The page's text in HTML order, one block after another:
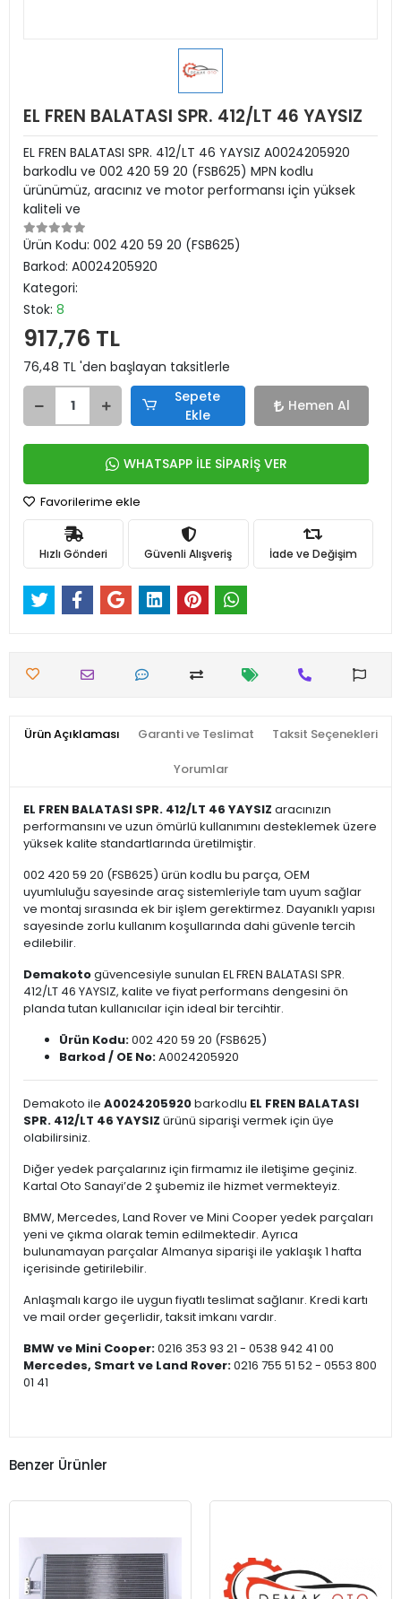
EL FREN BALATASI SPR. 412/LT 46 YAYSIZ
EL FREN BALATASI SPR. 412/LT 46 YAYSIZ A0024205920
barkodlu ve 002 420 59 20 (FSB625) MPN kodlu
ürünümüz, aracınız ve motor performansı için yüksek
kaliteli ve
Ürün Kodu: 002 420 59 20 (FSB625)
Barkod: A0024205920
Kategori:
Stok: 8
917,76 TL
76,48 TL 'den başlayan taksitlerle
Sepete
Ekle
Hemen Al
WHATSAPP İLE SİPARİŞ VER
Favorilerime ekle
Hızlı Gönderi Güvenli Alışveriş İade ve Değişim
Ürün Açıklaması Garanti ve Teslimat Taksit Seçenekleri
Yorumlar
EL FREN BALATASI SPR. 412/LT 46 YAYSIZ aracınızın
performansını ve uzun ömürlü kullanımını desteklemek üzere
yüksek kalite standartlarında üretilmiştir.
002 420 59 20 (FSB625) ürün kodlu bu parça, OEM
uyumluluğu sayesinde araç sistemleriyle tam uyum sağlar
ve montaj sırasında ek bir işlem gerektirmez. Dayanıklı yapısı
sayesinde zorlu kullanım koşullarında dahi güvenle tercih
edilebilir.
Demakotogüvencesiyle sunulan EL FREN BALATASI SPR.
412/LT 46 YAYSIZ, kalite ve fiyat performans dengesini ön
planda tutan kullanıcılar için ideal bir tercihtir.
Ürün Kodu:002 420 59 20 (FSB625)
Barkod / OE No:A0024205920
Demakoto ile A0024205920barkodlu EL FREN BALATASI
SPR. 412/LT 46 YAYSIZ ürünü siparişi vermek için üye
olabilirsiniz.
Diğer yedek parçalarınız için firmamız ile iletişime geçiniz.
Kartal Oto Sanayi’de 2 şubemiz ile hizmet vermekteyiz.
BMW, Mercedes, Land Rover ve Mini Cooper yedek parçaları
yeni ve çıkma olarak temin edilmektedir. Ayrıca
bulunamayan parçalar Almanya siparişi ile yaklaşık 1 hafta
içerisinde getirilebilir.
Anlaşmalı kargo ile uygun fiyatlı teslimat sağlanır. Kredi kartı
ve mail order geçerlidir, taksit imkanı vardır.
BMW ve Mini Cooper:0216 353 93 21 - 0538 942 41 00
Mercedes, Smart ve Land Rover:0216 755 51 52 - 0553 800
01 41
Benzer Ürünler